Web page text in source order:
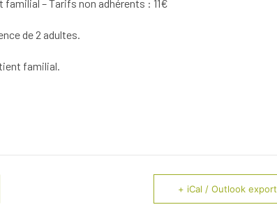
– Tarifs non adhérents : 11€
de 2 adultes.
familial.
+ iCal / Outlook export